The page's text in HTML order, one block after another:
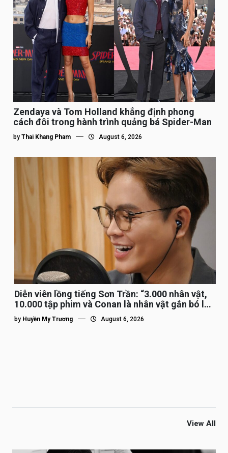
Zendaya và Tom Holland khẳng định phong
cách đôi trong hành trình quảng bá Spider-Man
by Thai Khang Pham August 6, 2026
Diễn viên lồng tiếng Sơn Trần: “3.000 nhân vật,
10.000 tập phim và Conan là nhân vật gắn bó lâu
nhất”
by Huyền My Trương August 6, 2026
View All